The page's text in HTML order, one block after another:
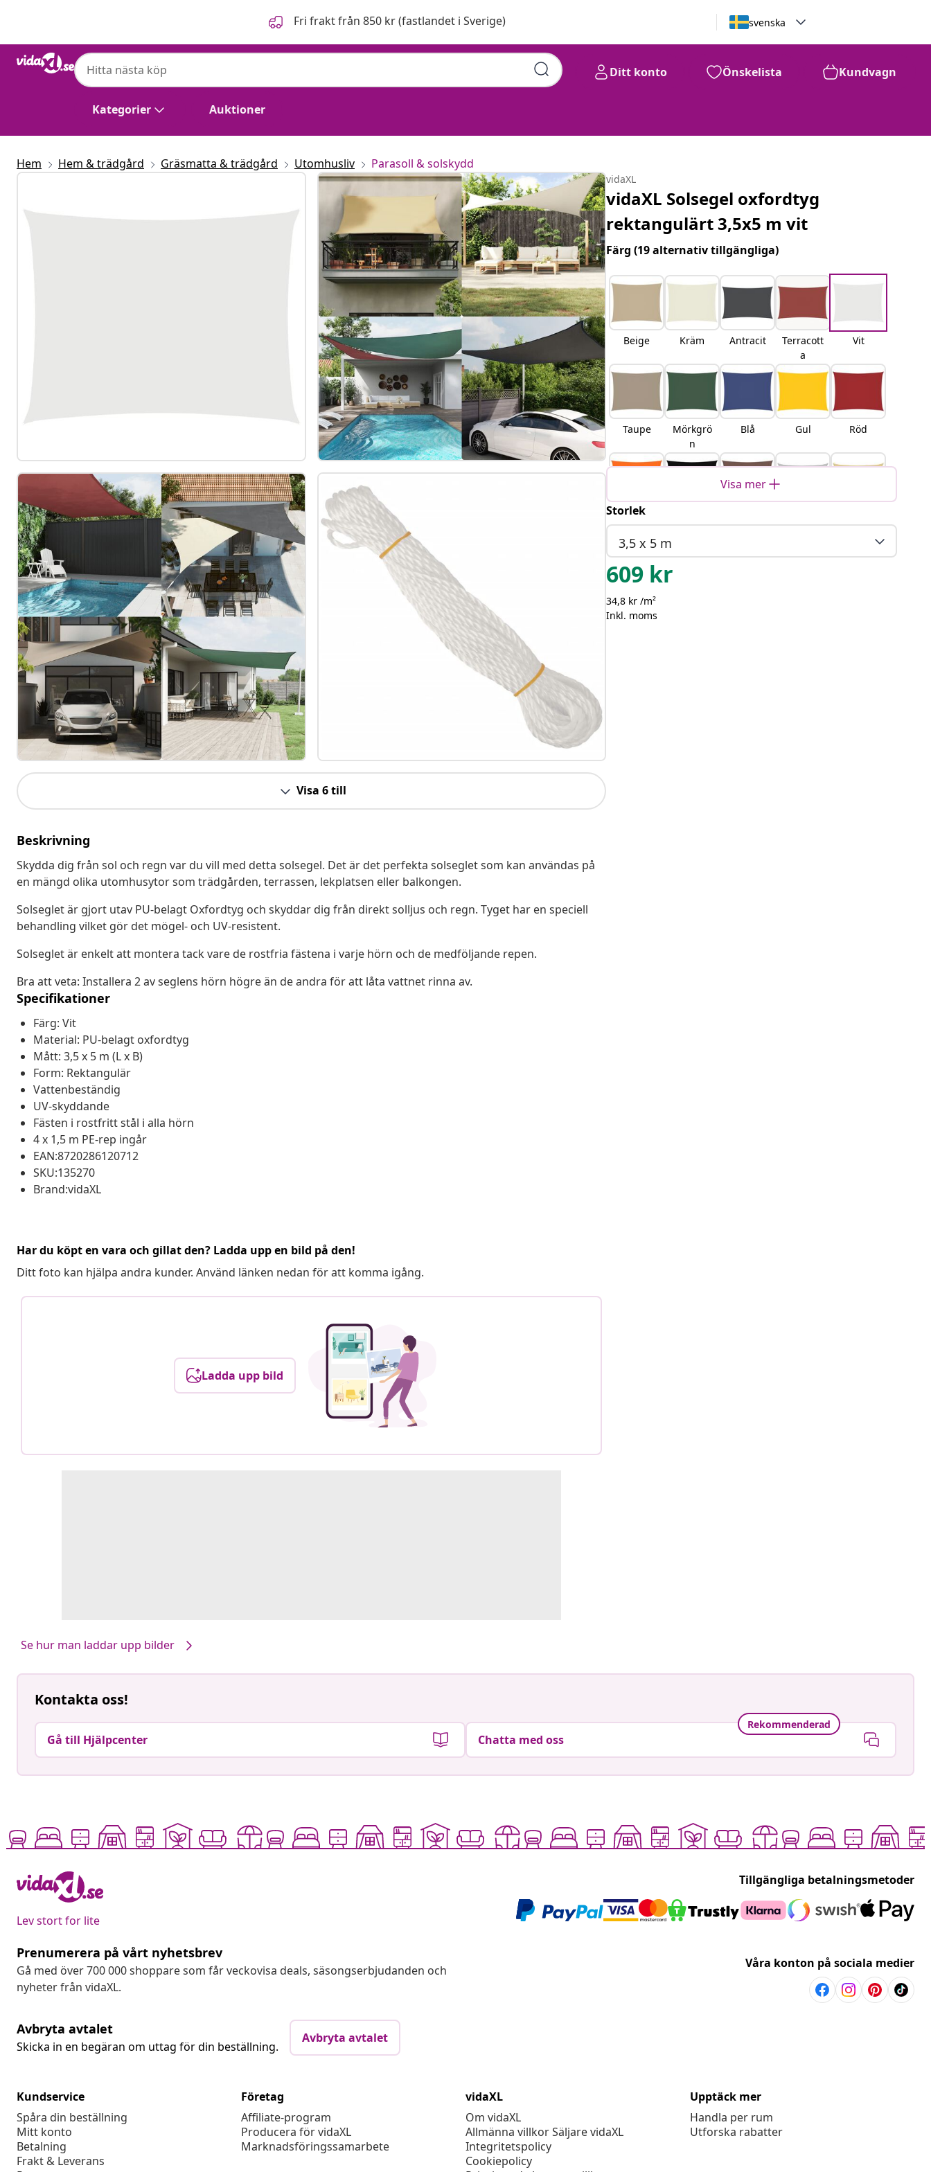
Fri frakt från 850 kr (fastlandet i Sverige) svenska
Kategorier Auktioner
Ditt konto Önskelista Kundvagn
Hem Hem & trädgård Gräsmatta & trädgård Utomhusliv Parasoll & solskydd
Visa 6 till
Beskrivning
Skydda dig från sol och regn var du vill med detta solsegel. Det är det perfekta solseglet som kan användas på
en mängd olika utomhusytor som trädgården, terrassen, lekplatsen eller balkongen.
Solseglet är gjort utav PU-belagt Oxfordtyg och skyddar dig från direkt solljus och regn. Tyget har en speciell
behandling vilket gör det mögel- och UV-resistent.
Solseglet är enkelt att montera tack vare de rostfria fästena i varje hörn och de medföljande repen.
Bra att veta: Installera 2 av seglens hörn högre än de andra för att låta vattnet rinna av.
Specifikationer
Färg: Vit
Material: PU-belagt oxfordtyg
Mått: 3,5 x 5 m (L x B)
Form: Rektangulär
Vattenbeständig
UV-skyddande
Fästen i rostfritt stål i alla hörn
4 x 1,5 m PE-rep ingår
EAN:8720286120712
SKU:135270
Brand:vidaXL
Har du köpt en vara och gillat den? Ladda upp en bild på den!
Ditt foto kan hjälpa andra kunder. Använd länken nedan för att komma igång.
Ladda upp bild
Se hur man laddar upp bilder
vidaXL
vidaXL Solsegel oxfordtyg
rektangulärt 3,5x5 m vit
Färg(19 alternativ tillgängliga)
Beige Kräm Antracit
Terracott
a
Vit
Taupe
Mörkgrö
n
Blå Gul Röd
Orange
orange
och brun
Visa mer
Storlek
3,5 x 5 m
609 kr
34,8 kr /m²
Inkl. moms
Kontakta oss!
Gå till Hjälpcenter
Rekommenderad
Chatta med oss
Lev stort for lite
Tillgängliga betalningsmetoder
Prenumerera på vårt nyhetsbrev
Gå med över 700 000 shoppare som får veckovisa deals, säsongserbjudanden och
nyheter från vidaXL.
Våra konton på sociala medier
Avbryta avtalet
Skicka in en begäran om uttag för din beställning.
Avbryta avtalet
Kundservice
Spåra din beställning
Mitt konto
Betalning
Frakt & Leverans
Företag
Affiliate-program
Producera för vidaXL
Marknadsföringssamarbete
vidaXL
Om vidaXL
Allmänna villkor Säljare vidaXL
Integritetspolicy
Cookiepolicy
Upptäck mer
Handla per rum
Utforska rabatter